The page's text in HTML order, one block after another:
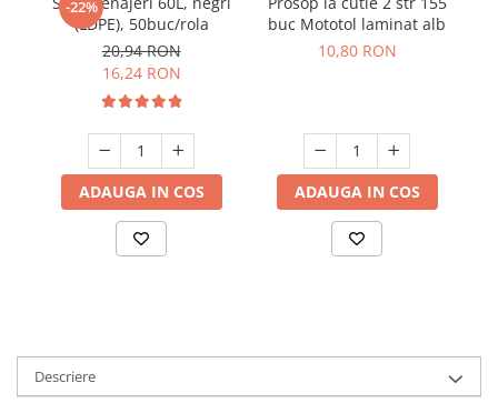
Suporturi si servetele
Tacamuri si seturi
Taietoare manuale
Termosuri si cani termos
Tigai si seturi
Tirbusoane si dopuri
Vesela unica folosinta
Suporturi si accesorii de baie
Uscatoare de rufe
-22%
(LDPE), 50buc/rola
20,94 RON
16,24 RON
ADAUGA IN COS
buc Mototol laminat alb
10,80 RON
ADAUGA IN COS
Descriere